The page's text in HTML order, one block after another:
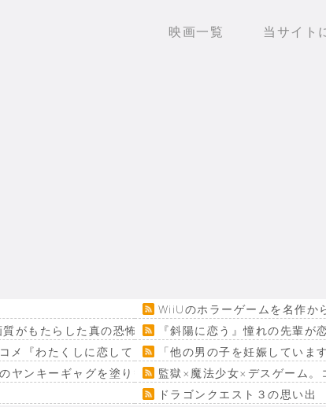
映画一覧 当サイト
WiiUのホラーゲームを名作か
質がもたらした真の恐怖…
『斜陽に恋う』憧れの先輩が
メ『わたくしに恋してください！』「他の男の子を妊娠してい
ヤンキーギャグを塗り替える監獄×魔法少女×デスゲーム。
ドラゴンクエスト３の思い出